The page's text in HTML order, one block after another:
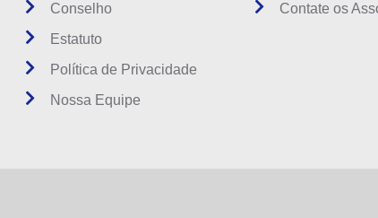
Conselho
Estatuto
Política de Privacidade
Nossa Equipe
Contate os